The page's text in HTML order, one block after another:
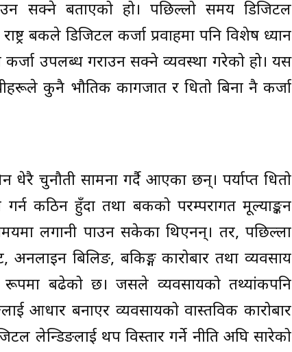
सक्ने बताएको हो। पछिल्लो समय डिजिटल
बैंकले डिजिटल कर्जा प्रवाहमा पनि विशेष ध्यान
उपलब्ध गराउन सक्ने व्यवस्था गरेको हो। यस
कुनै भौतिक कागजात र धितो बिना नै कर्जा
चुनौती सामना गर्दै आएका छन्। पर्याप्त धितो
गर्न कठिन हुँदा तथा बैंकको परम्परागत मूल्याङ्कन
लगानी पाउन सकेका थिएनन्। तर, पछिल्ला
बिलिङ, बैंकिङ्ग कारोबार तथा व्यवसाय
रूपमा बढेको छ। जसले व्यवसायको तथ्यांकपनि
आधार बनाएर व्यवसायको वास्तविक कारोबार
लेन्डिङलाई थप विस्तार गर्ने नीति अघि सारेको